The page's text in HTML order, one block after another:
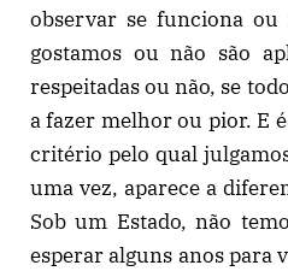
observar se funciona ou
gostamos ou não são
respeitadas ou não, se
a fazer melhor ou pior. E
critério pelo qual
uma vez, aparece a
Sob um Estado, não
esperar alguns anos para